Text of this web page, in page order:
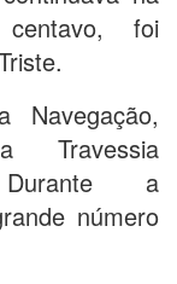
foi
Navegação,
Travessia
Durante a
número